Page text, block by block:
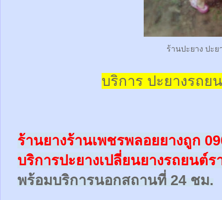
ร้านปะยาง ปะ
บริการ ปะยางรถย
ร้านยางร้านเพชรพลอยยางถูก
บริการปะยางเปลี่ยนยางรถยนต์
พร้อมบริการนอกสถานที่ 24 ชม.